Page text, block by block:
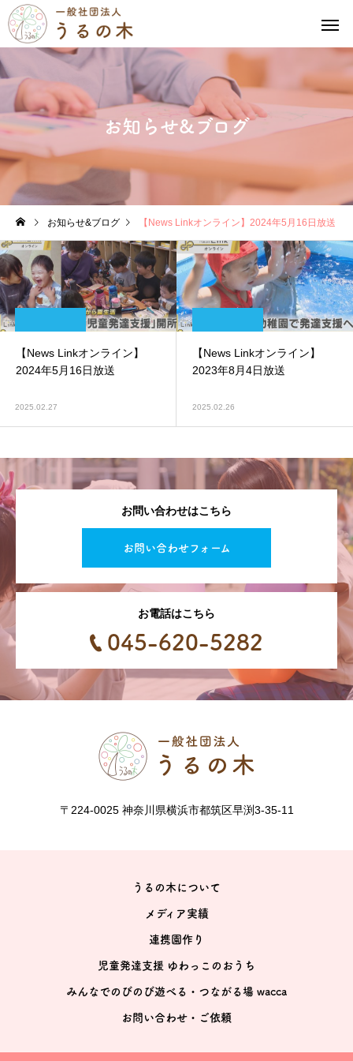
お知らせ&ブログ
お知らせ&ブログ 【News Linkオンライン】2024年5月16日放送
【News Linkオンライン】
2024年5月16日放送
2025.02.27
【News Linkオンライン】
2023年8月4日放送
2025.02.26
お問い合わせはこちら
お問い合わせフォーム
お電話はこちら
045-620-5282
〒224-0025 神奈川県横浜市都筑区早渕3-35-11
うるの木について
メディア実績
連携園作り
児童発達支援 ゆわっこのおうち
みんなでのびのび遊べる・つながる場 wacca
お問い合わせ・ご依頼